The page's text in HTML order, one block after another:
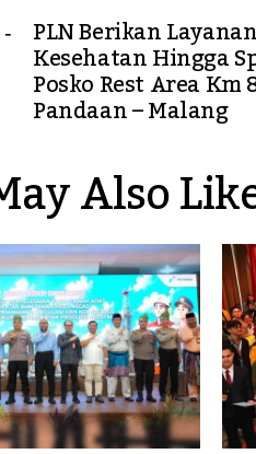
PLN Berikan Layanan
Kesehatan Hingga
Posko Rest Area Km
Pandaan – Malang
Also